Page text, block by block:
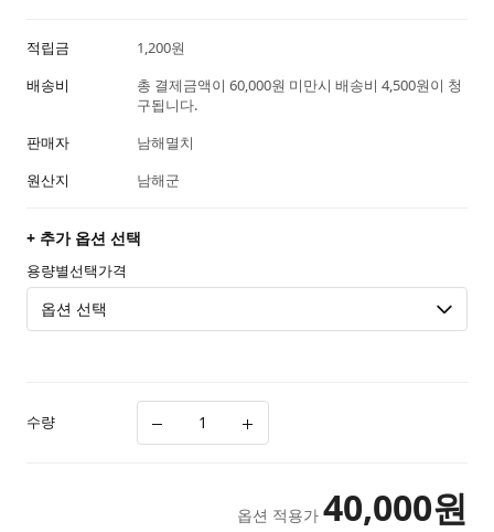
적립금
1,200원
배송비
총 결제금액이 60,000원 미만시 배송비 4,500원이 청
구됩니다.
판매자
남해멸치
원산지
남해군
+ 추가 옵션 선택
용량별선택가격
수량
옵션 적용가 40,000원